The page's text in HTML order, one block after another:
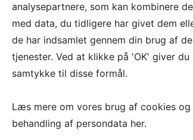
analysepartnere, som kan kombinere
med data, du tidligere har givet dem
de har indsamlet gennem din brug af
tjenester. Ved at klikke på 'OK' giver du
samtykke til disse formål.
Læs mere om vores brug af cookies og
behandling af persondata her.